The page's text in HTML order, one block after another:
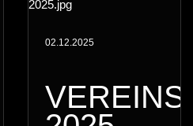
02.12.2025